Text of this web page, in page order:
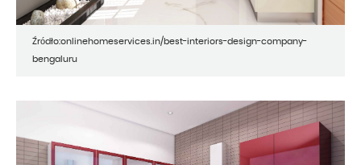
Źródło:onlinehomeservices.in/best-interiors-design-company-
bengaluru